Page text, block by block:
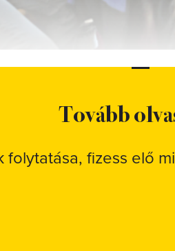
Tovább
folytatása, fizess elő